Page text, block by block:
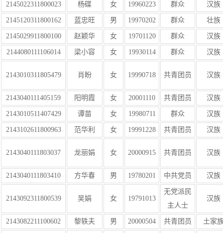
2145022311800023 杨碟 女 19960223 群众 汉族
2145120311800162 蓝忠旺 男 19970202 群众 壮族
2145029911800100 赵颖华 女 19701120 群众 汉族
2144080111106014 梁小容 女 19930114 群众 汉族
2143010311805479 肖盼 女 19990718 共青团员 汉族
2143040111405159 阳明霞 女 20001110 共青团员 汉族
2143010511407429 谭苗 女 19980711 群众 汉族
2143102611800963 范华利 女 19991228 共青团员 汉族
2143040111803037 龙丽娟 女 20000915 共青团员 汉族
2143040111803410 方华春 男 19780201 中共党员 汉族
2143092311800539 吴娟 女 19791013
无党派民
主人士
汉族
2143082211100602 黎轶夫 男 20000504 共青团员 土家